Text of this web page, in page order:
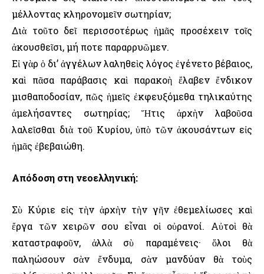
μέλλοντας κληρονομεῖν σωτηρίαν;
Διὰ τοῦτο δεῖ περισσοτέρως ἡμᾶς προσέχειν τοῖς
ἀκουσθεῖσι, μή ποτε παραρρυῶμεν.
Εἰ γὰρ ὁ δι’ ἀγγέλων λαληθεὶς λόγος ἐγένετο βέβαιος,
καὶ πᾶσα παράβασις καὶ παρακοὴ ἔλαβεν ἔνδικον
μισθαποδοσίαν, πῶς ἡμεῖς ἐκφευξόμεθα τηλικαύτης
ἀμελήσαντες σωτηρίας; Ἥτις ἀρχὴν λαβοῦσα
λαλεῖσθαι διὰ τοῦ Κυρίου, ὑπὸ τῶν ἀκουσάντων εἰς
ἡμᾶς ἐβεβαιώθη.
Απόδοση στη νεοελληνική:
Σὺ Κύριε εἰς τὴν ἀρχὴν τὴν γῆν ἐθεμελίωσες καὶ
ἔργα τῶν χειρῶν σου εἶναι οἱ οὐρανοί. Αὐτοὶ θὰ
καταστραφοῦν, ἀλλὰ σὺ παραμένεις· ὅλοι θὰ
παληώσουν σὰν ἔνδυμα, σὰν μανδύαν θὰ τοὺς